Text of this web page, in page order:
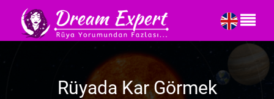
Rüyada Kar Görmek